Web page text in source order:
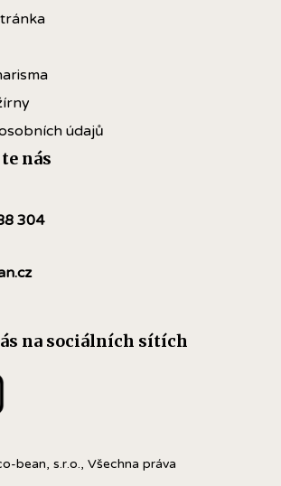
údajů
nás
304
na sociálních sítích
bean, s.r.o., Všechna práva